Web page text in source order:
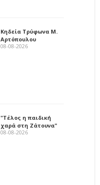
Κηδεία Τρύφωνα Μ.
Αρτόπουλου
08-08-2026
"Τέλος η παιδική
χαρά στη Ζάτουνα"
08-08-2026